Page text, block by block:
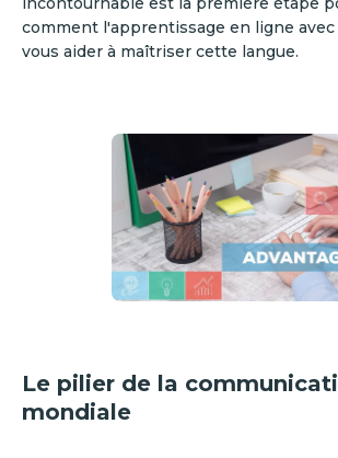
comment l'apprentissage en ligne avec
vous aider à maîtriser cette langue.
Le pilier de la
mondiale